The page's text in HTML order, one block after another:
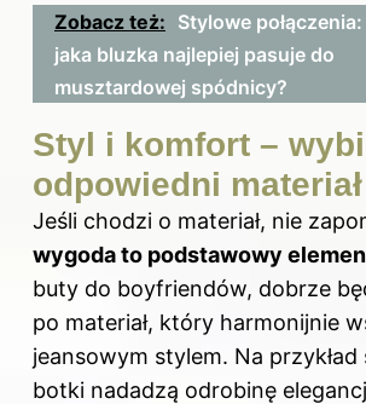
Zobacz też: Stylowe połączenia:
jaka bluzka najlepiej pasuje do
musztardowej spódnicy?
Styl i komfort –
odpowiedni materiał
Jeśli chodzi o materiał, nie
wygoda to podstawowy
buty do boyfriendów, dobrze
po materiał, który harmonijnie
jeansowym stylem. Na przykład
botki nadadzą odrobinę